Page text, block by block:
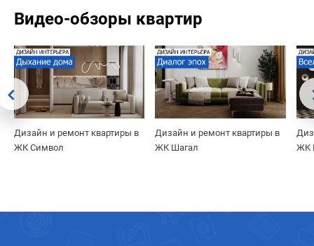
Видео-обзоры квартир
Дизайн и ремонт квартиры в
ЖК Символ
Дизайн и ремонт квартиры в
ЖК Шагал
ЖК